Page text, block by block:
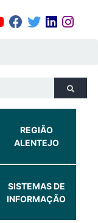
REGIÃO
ALENTEJO
SISTEMAS DE
INFORMAÇÃO